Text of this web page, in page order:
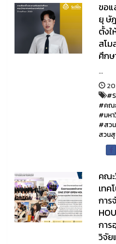
ขอ
ยุ ษั
ตั้งใ
สโม
ศึก
...
#คณ
#มห
#สว
สวน
คณ
เทค
การ
การ
วิจัย